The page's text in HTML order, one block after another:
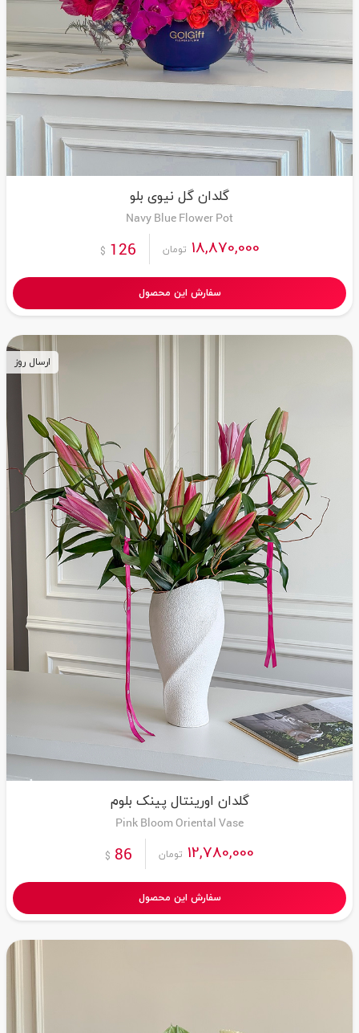
گلدان گل نیوی بلو
Navy Blue Flower Pot
18,870,000 تومان 126
$
سفارش این محصول
گلدان اورینتال پینک بلوم
Pink Bloom Oriental Vase
12,780,000 تومان 86
$
سفارش این محصول
ارسال روز